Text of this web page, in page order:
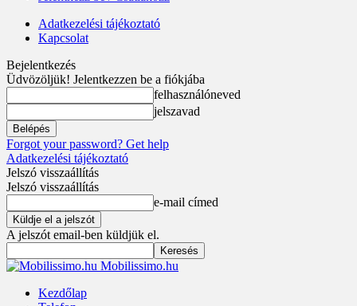
Adatkezelési tájékoztató
Kapcsolat
Bejelentkezés
Üdvözöljük! Jelentkezzen be a fiókjába
felhasználóneved
jelszavad
Forgot your password? Get help
Adatkezelési tájékoztató
Jelszó visszaállítás
Jelszó visszaállítás
e-mail címed
A jelszót email-ben küldjük el.
Mobilissimo.hu
Kezdőlap